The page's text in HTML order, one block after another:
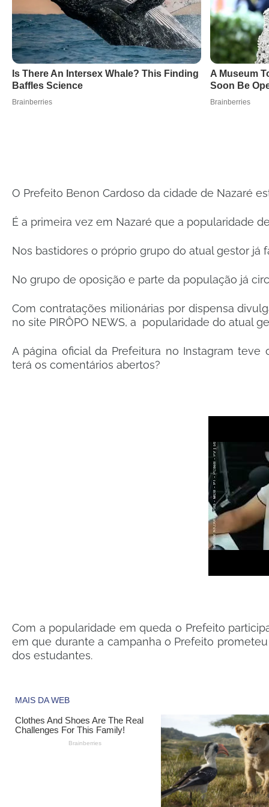
O Prefeito Benon Cardoso da cidade de Nazaré
É a primeira vez em Nazaré que a popularidade
Nos bastidores o próprio grupo do atual gestor já
No grupo de oposição e parte da população já
Com contratações milionárias por dispensa
no site PIRÔPO NEWS, a popularidade do atual
A página oficial da Prefeitura no Instagram
terá os comentários abertos?
Com a popularidade em queda o Prefeito
em que durante a campanha o Prefeito
dos estudantes.